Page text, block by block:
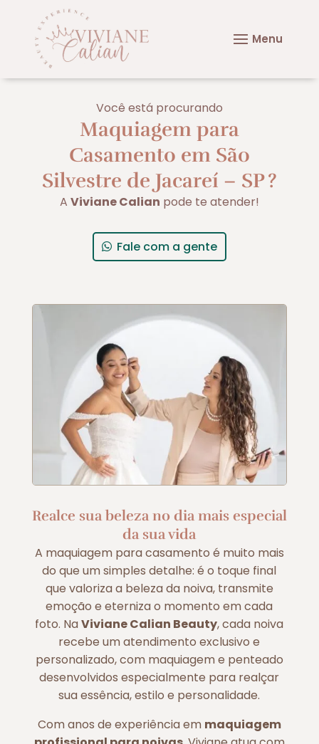
Você está procurando
Maquiagem para
Casamento em São
Silvestre de Jacareí – SP?
A Viviane Calian pode te atender!
Fale com a gente
Realce sua beleza no dia mais especial
da sua vida
A maquiagem para casamento é muito mais
do que um simples detalhe: é o toque final
que valoriza a beleza da noiva, transmite
emoção e eterniza o momento em cada
foto. NaViviane Calian Beauty, cada noiva
recebe um atendimento exclusivo e
personalizado, com maquiagem e penteado
desenvolvidos especialmente para realçar
sua essência, estilo e personalidade.
Com anos de experiência em maquiagem